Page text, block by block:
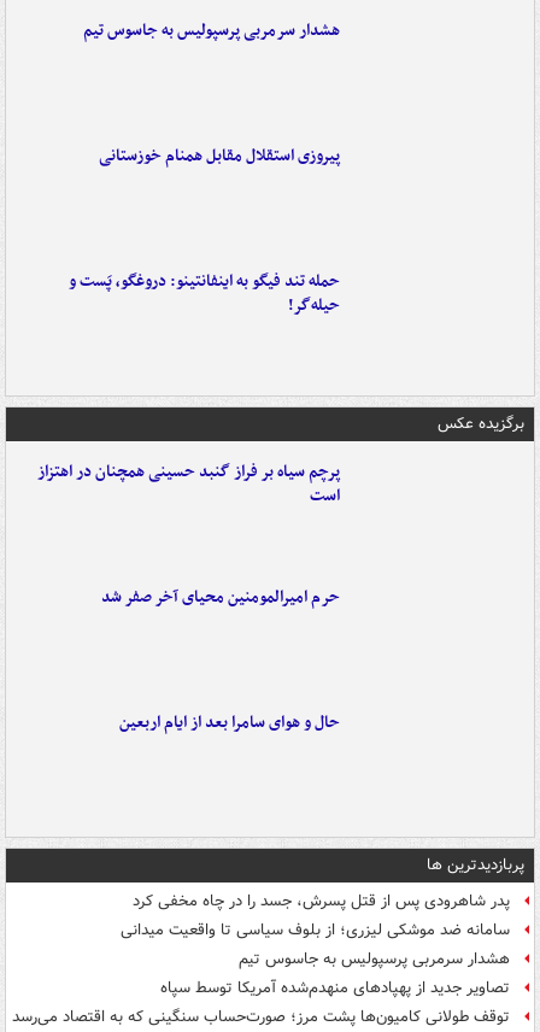
هشدار سرمربی پرسپولیس به جاسوس تیم
پیروزی استقلال مقابل همنام خوزستانی
حمله تند فیگو به اینفانتینو: دروغگو، پَست‌ و
حیله‌گر!
برگزیده عکس
پرچم سیاه بر فراز گنبد حسینی همچنان در اهتزاز
است
حرم امیرالمومنین محیای آخر صفر شد
حال و هوای سامرا بعد از ایام اربعین
پربازدیدترین ها
پدر شاهرودی پس از قتل پسرش، جسد را در چاه مخفی کرد
سامانه ضد موشکی لیزری؛ از بلوف سیاسی تا واقعیت میدانی
هشدار سرمربی پرسپولیس به جاسوس تیم
تصاویر جدید از پهپادهای منهدم‌شده آمریکا توسط سپاه
توقف طولانی کامیون‌ها پشت مرز؛ صورت‌حساب سنگینی که به اقتصاد می‌رسد